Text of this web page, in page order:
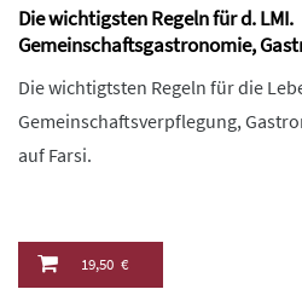
Die wichtigsten Regeln für d. LMI.
Gemeinschaftsgastronomie,
Die wichtigtsten Regeln für die
Gemeinschaftsverpflegung,
auf Farsi.
19,50 €